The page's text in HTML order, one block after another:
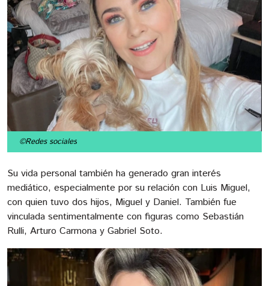
©Redes sociales
Su vida personal también ha generado gran interés
mediático, especialmente por su relación con Luis Miguel,
con quien tuvo dos hijos, Miguel y Daniel. También fue
vinculada sentimentalmente con figuras como Sebastián
Rulli, Arturo Carmona y Gabriel Soto.